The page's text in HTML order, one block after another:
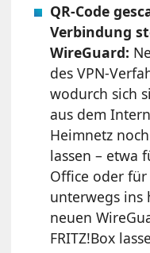
QR-Code
Verbindung
WireGuard:
des VPN-
wodurch sich
aus dem
Heimnetz
lassen – etwa
Office oder
unterwegs ins
neuen
FRITZ!Box